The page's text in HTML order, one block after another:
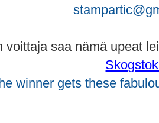
voittaja saa nämä upeat
winner gets these